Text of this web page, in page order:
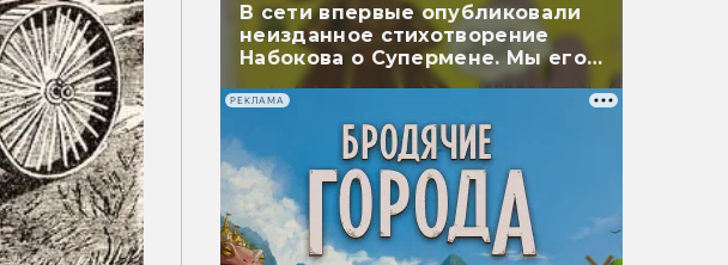
В сети впервые опубликовали
неизданное стихотворение
Набокова о Супермене. Мы его
перевели
РЕКЛАМА